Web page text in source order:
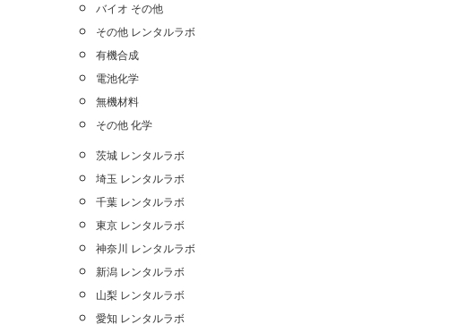
バイオ その他
その他 レンタルラボ
有機合成
電池化学
無機材料
その他 化学
茨城 レンタルラボ
埼玉 レンタルラボ
千葉 レンタルラボ
東京 レンタルラボ
神奈川 レンタルラボ
新潟 レンタルラボ
山梨 レンタルラボ
愛知 レンタルラボ